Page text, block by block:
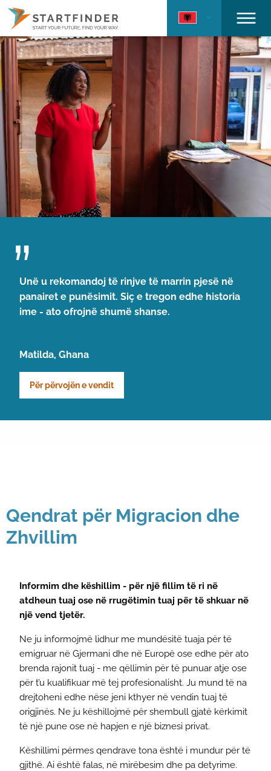
Unë u rekomandoj të rinjve të marrin pjesë në
panairet e punësimit. Siç e tregon edhe historia
ime - ato ofrojnë shumë shanse.
Matilda, Ghana
Për përvojën e vendit
Qendrat për Migracion dhe
Zhvillim
Informim dhe këshillim - për një fillim të ri në
atdheun tuaj ose në rrugëtimin tuaj për të shkuar në
një vend tjetër.
Ne ju informojmë lidhur me mundësitë tuaja për të
emigruar në Gjermani dhe në Europë ose edhe për ato
brenda rajonit tuaj - me qëllimin për të punuar atje ose
për t’u kualifikuar më tej profesionalisht. Ju mund të na
drejtoheni edhe nëse jeni kthyer në vendin tuaj të
origjinës. Ne ju këshillojmë për shembull gjatë kërkimit
të një pune ose në hapjen e një biznesi privat.
Këshillimi përmes qendrave tona është i mundur për të
gjithë. Ai është falas, në mirëbesim dhe pa detyrime.